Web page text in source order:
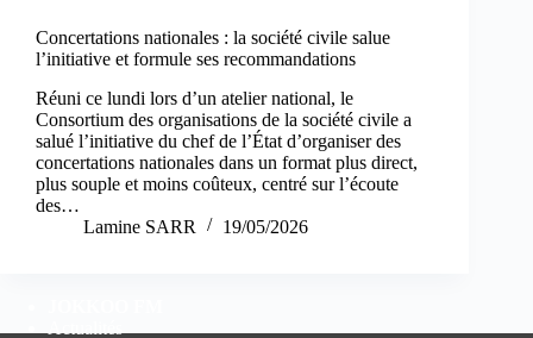
Concertations nationales : la société civile salue
l’initiative et formule ses recommandations
Réuni ce lundi lors d’un atelier national, le
Consortium des organisations de la société civile a
salué l’initiative du chef de l’État d’organiser des
concertations nationales dans un format plus direct,
plus souple et moins coûteux, centré sur l’écoute
des…
Lamine SARR
19/05/2026